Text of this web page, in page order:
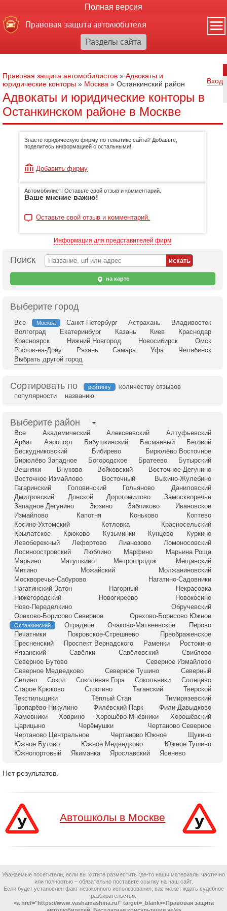
Полная версия
Правовая защита автолюбителя
Правовая защита автомобилистов » Адвокаты и
юридические конторы » Москва » Останкинский район Вход
Адвокаты и юридические конторы в
Останкинском районе в Москве
Знаете юридическую фирму по тематике сайта? Добавьте,
поделитесь информацией с остальными!
Добавить фирму
Автомобилист! Оставьте свой отзыв и комментарий.
Ваше мнение важно!
Оставьте свой отзыв и комментарий.
Информация для представителей фирм
Поиск
на карте
Выберите город
Все Москва Санкт-Петербург Астрахань
Владивосток
Волгоград
Екатеринбург Казань Киев
Краснодар
Красноярск
Нижний Новгород Новосибирск
Омск
Ростов-на-Дону
Рязань Самара Уфа
Челябинск
Выбрать другой город
Сортировать по рейтингу
количеству отзывов
популярности
названию
Выберите район
Все Академический Алексеевский
Алтуфьевский
Арбат
Аэропорт Бабушкинский Басманный
Беговой
Бескудниковский
Бибирево
Бирюлёво Восточное
Бирюлёво Западное
Богородское Братеево
Бутырский
Вешняки
Внуково Войковский
Восточное Дегунино
Восточное Измайлово
Восточный
Выхино-Жулебино
Гагаринский
Головинский Гольяново
Даниловский
Дмитровский
Донской Дорогомилово
Замоскворечье
Западное Дегунино
Зюзино Зябликово
Ивановское
Измайлово
Капотня Коньково
Коптево
Косино-Ухтомский
Котловка
Красносельский
Крылатское
Крюково Кузьминки Кунцево
Куркино
Левобережный
Лефортово Лианозово
Ломоносовский
Лосиноостровский
Люблино Марфино
Марьина Роща
Марьино
Матушкино Метрогородок
Мещанский
Митино
Можайский
Молжаниновский
Москворечье-Сабурово
Нагатино-Садовники
Нагатинский Затон
Нагорный
Некрасовка
Нижегородский
Новогиреево
Новокосино
Ново-Переделкино
Обручевский
Орехово-Борисово Северное
Орехово-Борисово Южное
Останкинский Отрадное Очаково-Матвеевское
Перово
Печатники
Покровское-Стрешнево
Преображенское
Пресненский
Проспект Вернадского Раменки
Ростокино
Рязанский
Савёлки Савёловский
Свиблово
Северное Бутово
Северное Измайлово
Северное Медведково
Северное Тушино
Северный
Силино
Сокол Соколиная Гора Сокольники
Солнцево
Старое Крюково
Строгино Таганский
Тверской
Текстильщики
Тёплый Стан
Тимирязевский
Тропарёво-Никулино
Филёвский Парк
Фили-Давыдково
Хамовники
Ховрино Хорошёво-Мнёвники
Хорошёвский
Царицыно
Черёмушки
Чертаново Северное
Чертаново Центральное
Чертаново Южное
Щукино
Южное Бутово
Южное Медведково
Южное Тушино
Южнопортовый
Якиманка Ярославский Ясенево
Нет результатов.
Автошколы в Москве
Уважаемые посетители, если вы хотите разместить где-то наши материалы частично
или полностью – обязательно поставьте ссылку на наш сайт.
Если будет установлен факт незаконного использования, вас может ждать судебное
разбирательство.
<a href="https://www.vashamashina.ru/" target=_blank>«Правовая защита